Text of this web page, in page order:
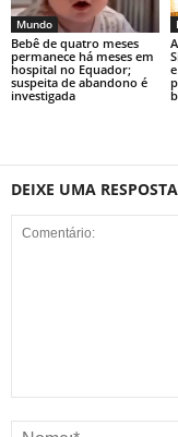
Mundo
Bebê de quatro meses
permanece há meses em
hospital no Equador;
suspeita de abandono é
investigada
DEIXE UMA RESPOSTA